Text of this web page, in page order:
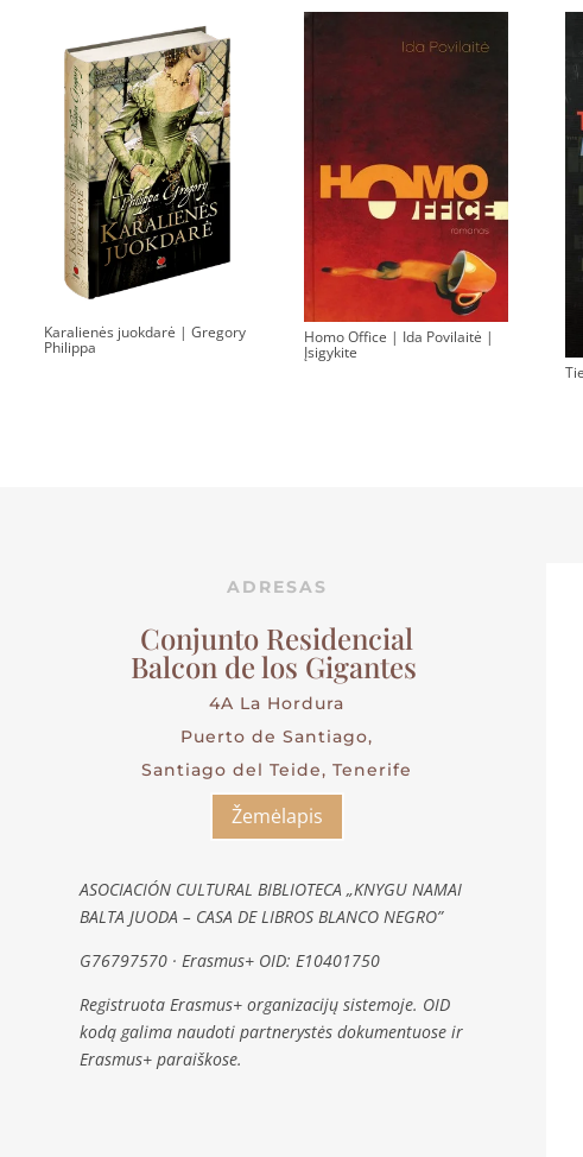
Karalienės juokdarė | Gregory
Philippa
Homo Office | Ida Povilaitė |
Įsigykite
ADRESAS
Conjunto Residencial
Balcon de los Gigantes
4A La Hordura
Puerto de Santiago,
Santiago del Teide, Tenerife
Žemėlapis
ASOCIACIÓN CULTURAL BIBLIOTECA „KNYGU NAMAI
BALTA JUODA – CASA DE LIBROS BLANCO NEGRO”
G76797570 · Erasmus+ OID: E10401750
Registruota Erasmus+ organizacijų sistemoje. OID
kodą galima naudoti partnerystės dokumentuose ir
Erasmus+ paraiškose.